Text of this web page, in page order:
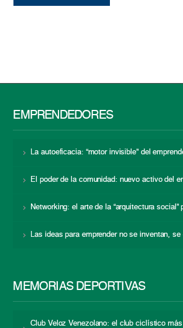
EMPRENDEDORES
La autoeficacia: “motor invisible” del
El poder de la comunidad: nuevo activo del
Networking: el arte de la “arquitectura social”
Las ideas para emprender no se inventan, se
MEMORIAS DEPORTIVAS
Club Veloz Venezolano: el club ciclístico